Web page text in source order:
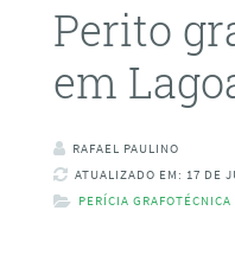
Perito
em
RAFAEL PAULINO
ATUALIZADO EM: 17 DE
PERÍCIA GRAFOTÉCNICA